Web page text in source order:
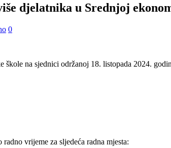
djelatnika u Srednjoj
0
škole na sjednici održanoj 18. listopada 2024.
radno vrijeme za sljedeća radna mjesta: